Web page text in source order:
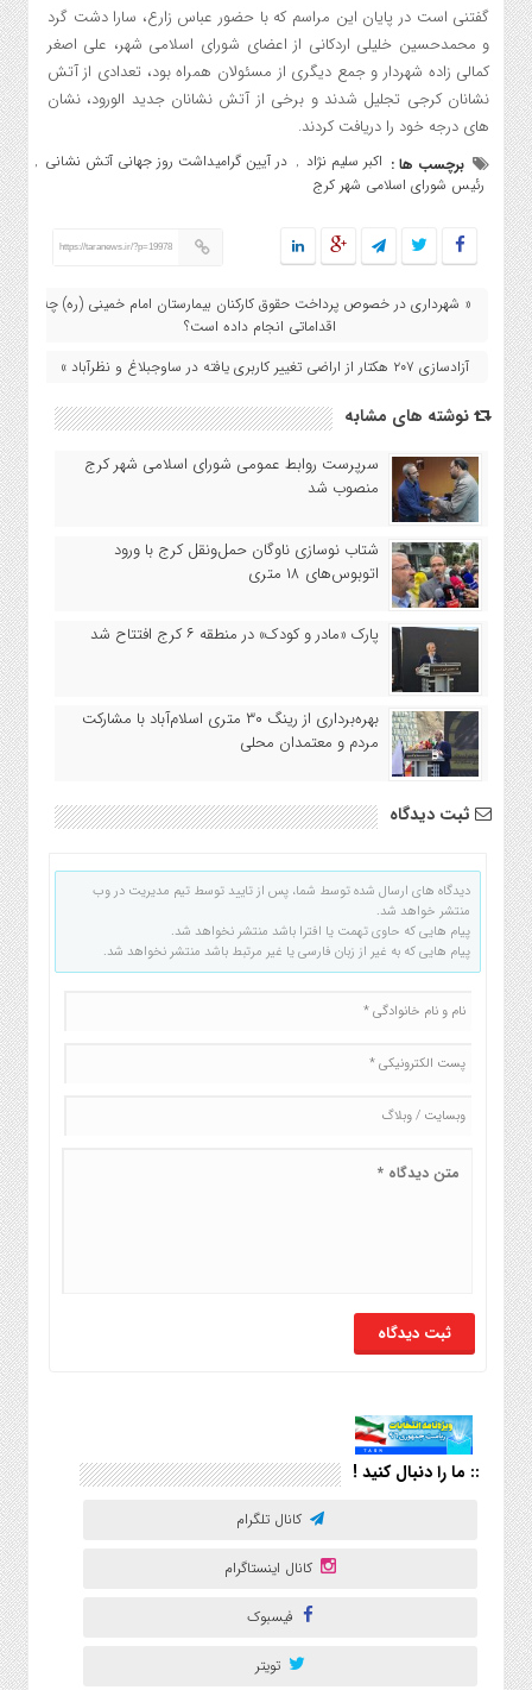
گفتنی است در پایان این مراسم که با حضور عباس زارع، سارا دشت گرد
و محمدحسین خلیلی اردکانی از اعضای شورای اسلامی شهر، علی اصغر
کمالی زاده شهردار و جمع دیگری از مسئولان همراه بود، تعدادی از آتش
نشانان کرجی تجلیل شدند و برخی از آتش نشانان جدید الورود، نشان
های درجه خود را دریافت کردند.
برچسب ها : اکبر سلیم نژاد , در آیین گرامیداشت روز جهانی آتش نشانی ,
رئیس شورای اسلامی شهر کرج
https://taranews.ir/?p=19978
« شهرداری در خصوص پرداخت حقوق کارکنان بیمارستان امام خمینی (ره) چه
اقداماتی انجام داده است؟
آزادسازی ۲۰۷ هکتار از اراضی تغییر کاربری یافته در ساوجبلاغ و نظرآباد »
نوشته های مشابه
سرپرست روابط عمومی شورای اسلامی شهر کرج
منصوب شد
شتاب نوسازی ناوگان حمل‌ونقل کرج با ورود
اتوبوس‌های ۱۸ متری
پارک «مادر و کودک» در منطقه ۶ کرج افتتاح شد
بهره‌برداری از رینگ ۳۰ متری اسلام‌آباد با مشارکت
مردم و معتمدان محلی
ثبت دیدگاه
دیدگاه های ارسال شده توسط شما، پس از تایید توسط تیم مدیریت در وب
منتشر خواهد شد.
پیام هایی که حاوی تهمت یا افترا باشد منتشر نخواهد شد.
پیام هایی که به غیر از زبان فارسی یا غیر مرتبط باشد منتشر نخواهد شد.
:: ما را دنبال کنید !
کانال تلگرام
کانال اینستاگرام
فیسبوک
تویتر